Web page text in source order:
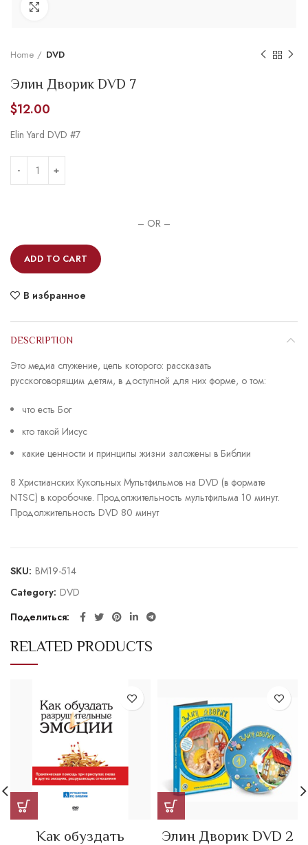
Home DVD
Элин Дворик DVD 7
$12.00
Elin Yard DVD #7
– OR –
ADD TO CART
В избранное
DESCRIPTION
Это медиа служение, цель которого: рассказать
русскоговорящим детям, в доступной для них форме, о том:
что есть Бог
кто такой Иисус
какие ценности и принципы жизни заложены в Библии
8 Христианских Кукольных Мультфильмов на DVD (в формате
NTSC) в коробочке. Продолжительность мультфильма 10 минут.
Продолжительность DVD 80 минут
SKU: BM19-514
Category: DVD
Поделиться
RELATED PRODUCTS
Как обуздать
Элин Дворик DVD 2